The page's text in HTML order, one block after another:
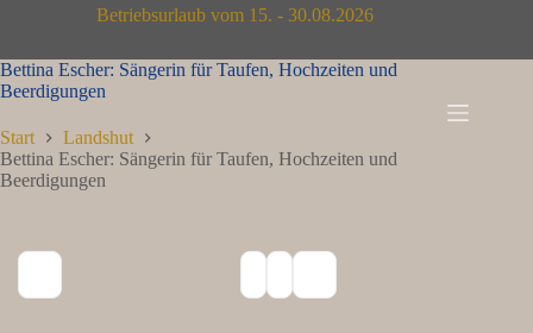
Betriebsurlaub vom 15. - 30.08.2026
Bettina Escher: Sängerin für Taufen, Hochzeiten und
Beerdigungen
Start
Landshut
Bettina Escher: Sängerin für Taufen, Hochzeiten und
Beerdigungen